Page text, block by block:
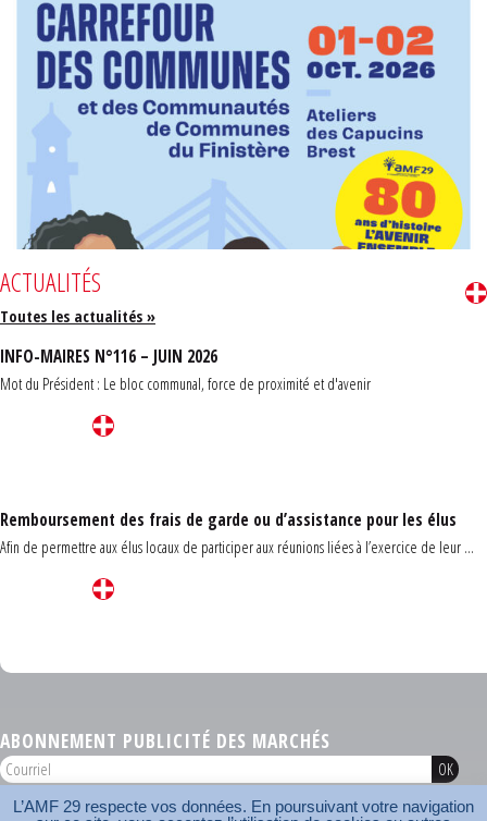
ACTUALITÉS
Toutes les actualités »
INFO-MAIRES N°116 – JUIN 2026
Mot du Président : Le bloc communal, force de proximité et d'avenir
Remboursement des frais de garde ou d’assistance pour les élus
Afin de permettre aux élus locaux de participer aux réunions liées à l’exercice de leur ...
ABONNEMENT PUBLICITÉ DES MARCHÉS
AMF 29 © 2026
L’AMF 29 respecte vos données. En poursuivant votre navigation